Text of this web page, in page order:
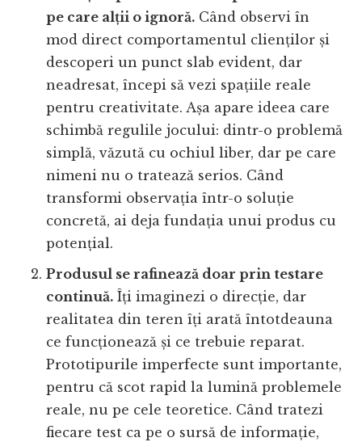
pe care alții o ignoră. Când observi în
mod direct comportamentul clienților și
descoperi un punct slab evident, dar
neadresat, începi să vezi spațiile reale
pentru creativitate. Așa apare ideea care
schimbă regulile jocului: dintr-o problemă
simplă, văzută cu ochiul liber, dar pe care
nimeni nu o tratează serios. Când
transformi observația într-o soluție
concretă, ai deja fundația unui produs cu
potențial.
Produsul se rafinează doar prin testare
continuă. Îți imaginezi o direcție, dar
realitatea din teren îți arată întotdeauna
ce funcționează și ce trebuie reparat.
Prototipurile imperfecte sunt importante,
pentru că scot rapid la lumină problemele
reale, nu pe cele teoretice. Când tratezi
fiecare test ca pe o sursă de informație,